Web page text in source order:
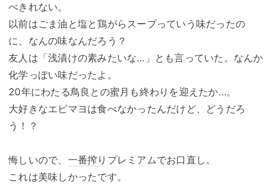
べきれない。
以前はごま油と塩と鶏がらスープっていう味だったの
に、なんの味なんだろう？
友人は「浅漬けの素みたいな…」とも言っていた。なんか
化学っぽい味だったよ。
20年にわたる鳥良との蜜月も終わりを迎えたか…。
大好きなエビマヨは食べなかったんだけど、どうだろ
う！？
悔しいので、 一番搾り プレミアムでお口直し。
これは美味しかったです。